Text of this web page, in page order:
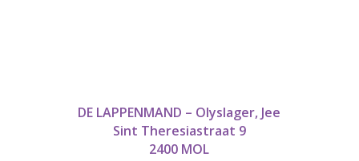
DE LAPPENMAND – Olyslager, Jee
Sint Theresiastraat 9
2400 MOL